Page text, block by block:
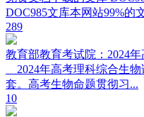
DOC985文库本网站99%的
289
教育部教育考试院：2024
2024年高考理科综合生
套。高考生物命题贯彻习...
10